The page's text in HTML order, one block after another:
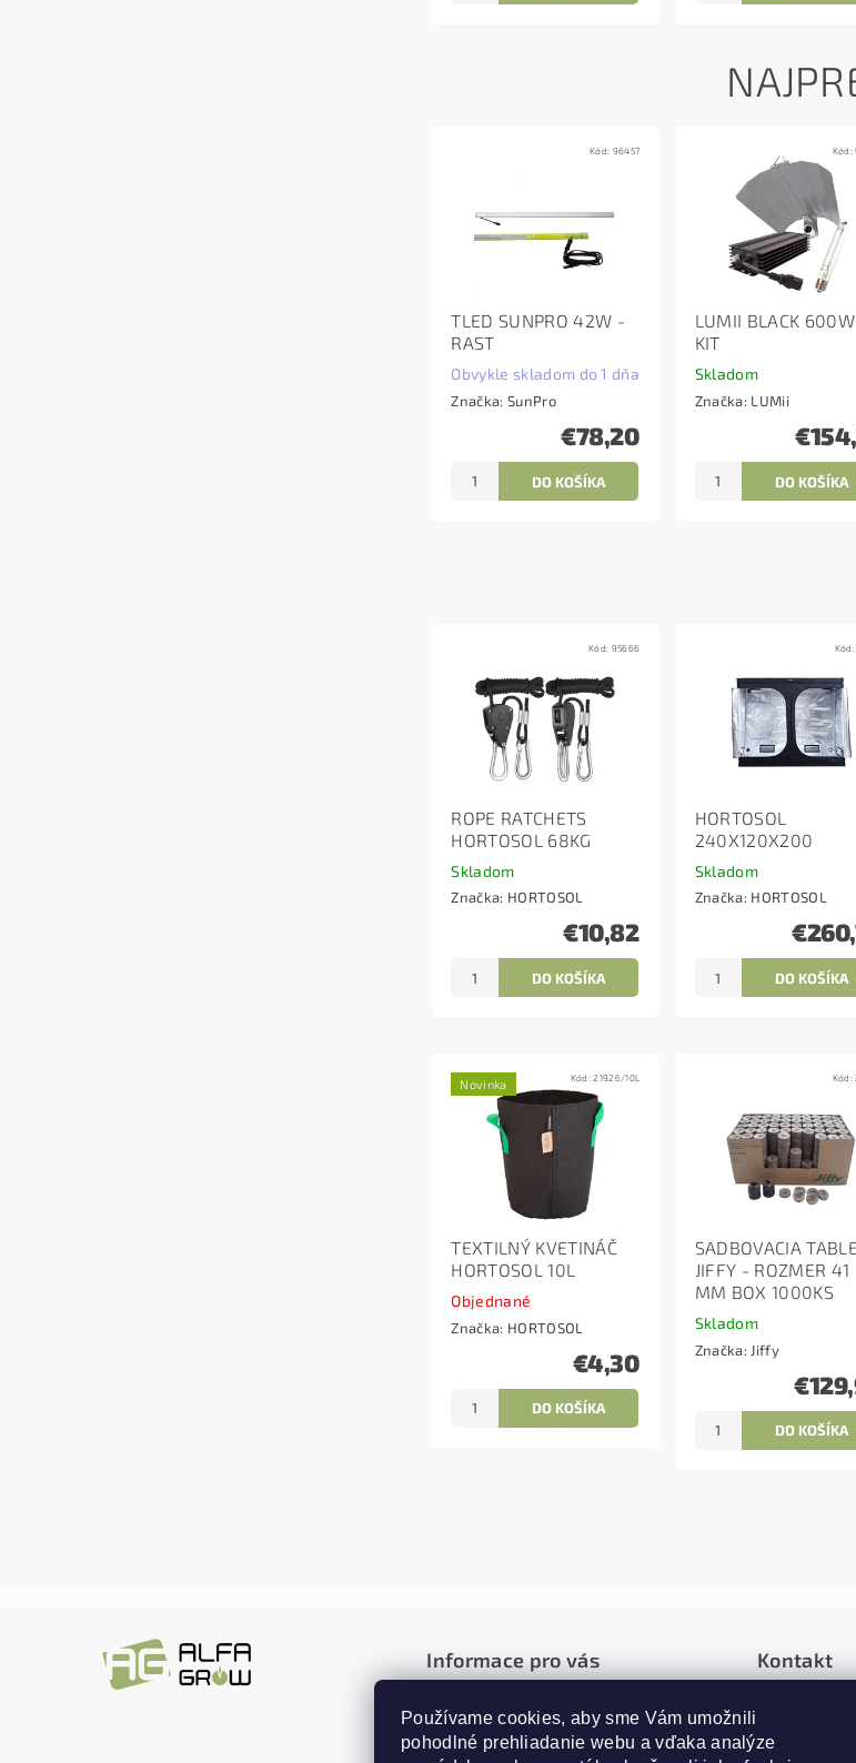
Kód: 96457
TLED SUNPRO 42W -
RAST
Obvykle skladom do 1 dňa
Značka: SunPro
€78,20
Kód:
LUMII BLACK 600W
KIT
Skladom
Značka: LUMii
Kód: 95666
ROPE RATCHETS
HORTOSOL 68KG
Skladom
Značka: HORTOSOL
€10,82
HORTOSOL
240X120X200
Skladom
Značka: HORTOSOL
Novinka Kód:21926/10L
TEXTILNÝ KVETINÁČ
HORTOSOL 10L
Objednané
Značka: HORTOSOL
€4,30
Kód:
SADBOVACIA
JIFFY - ROZMER 41
MM BOX 1000KS
Skladom
Značka: Jiffy
Informace pro vás
Doprava
Reklamácie a vrátenie tovaru
Kontakt
Používame cookies, aby sme Vám umožnili
pohodlné prehliadanie webu a vďaka analýze